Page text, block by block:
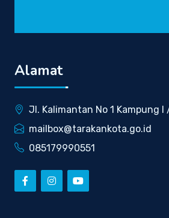
Alamat
Jl. Kalimantan No 1 Kampung I
mailbox@tarakankota.go.id
085179990551